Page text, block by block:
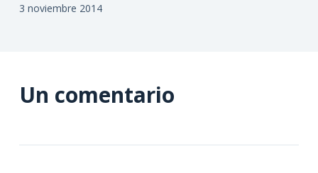
3 noviembre 2014
Un comentario